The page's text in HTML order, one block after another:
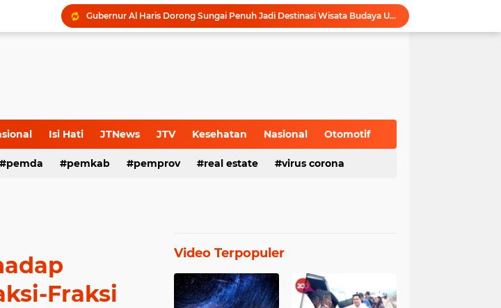
Gubernur Al Haris Dorong Sungai Penuh Jadi Destinasi Wisata Budaya Unggulan
Tinjau Tol Bayung Lencir, Wapres Pastikan Konektivitas Sumatra Berjalan Optimal
Gubernur Al Haris Buka PKKMB Poltekkes Kemenkes Jambi, Tekankan Peran Strategis Tenaga Kesehatan dan Promosi Kesehatan
Isi Hati JTNews JTV Kesehatan Nasional Otomotif
POLRI TNI-Polri
pemda pemkab pemprov real estate virus corona
Fraksi
Video Terpopuler